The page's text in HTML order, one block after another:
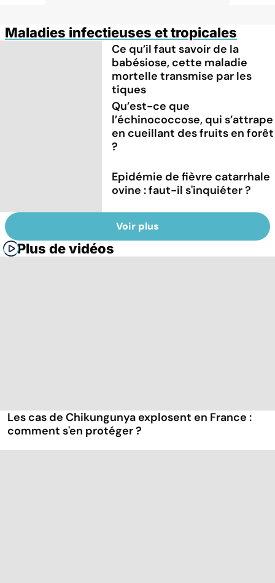
Maladies infectieuses et tropicales
Ce qu’il faut savoir de la
babésiose, cette maladie
mortelle transmise par les
tiques
Qu’est-ce que
l’échinococcose, qui s’attrape
en cueillant des fruits en forêt
?
Epidémie de fièvre catarrhale
ovine : faut-il s'inquiéter ?
Voir plus
Plus de vidéos
Les cas de Chikungunya explosent en France :
comment s'en protéger ?